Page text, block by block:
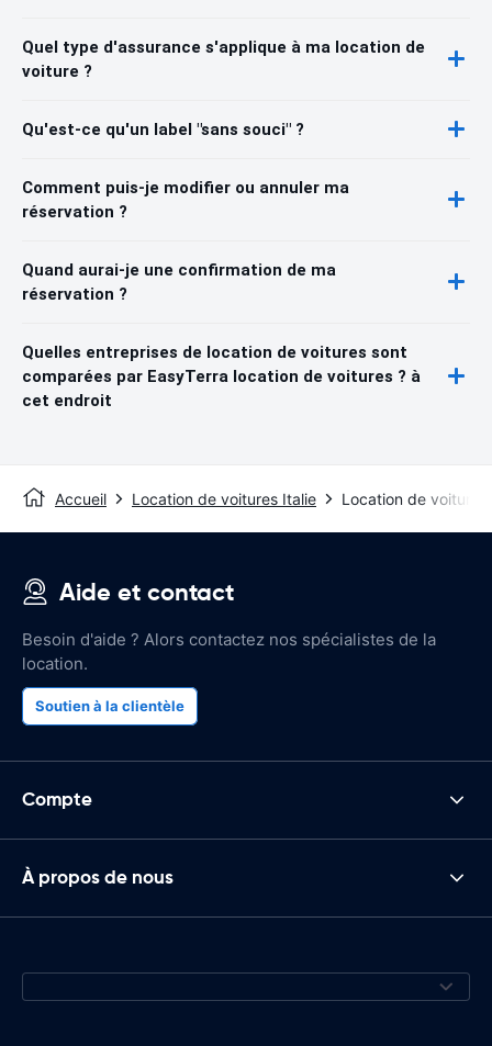
Quel type d'assurance s'applique à ma location de
voiture ?
Qu'est-ce qu'un label "sans souci" ?
Comment puis-je modifier ou annuler ma
réservation ?
Quand aurai-je une confirmation de ma
réservation ?
Quelles entreprises de location de voitures sont
comparées par EasyTerra location de voitures ? à
cet endroit
Accueil Location de voitures Italie Location de voitures
Aide et contact
Besoin d'aide ? Alors contactez nos spécialistes de la
location.
Soutien à la clientèle
Compte
À propos de nous